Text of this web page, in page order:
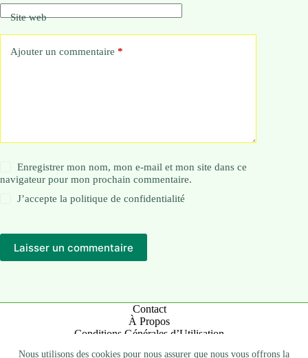
Nous utilisons des cookies pour nous assurer que nous vous offrons la
Site web
Ajouter un commentaire *
Enregistrer mon nom, mon e-mail et mon site dans ce
navigateur pour mon prochain commentaire.
J’accepte lapolitique de confidentialité
Laisser un commentaire
Contact
À Propos
Conditions Générales d’Utilisation